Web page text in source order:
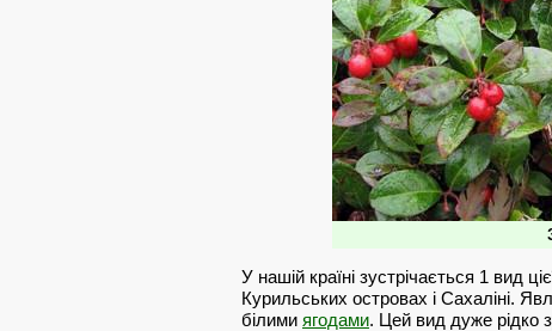
У нашій країні зустрічається 1 вид
Курильських островах і Сахаліні.
білими ягодами. Цей вид дуже рідко